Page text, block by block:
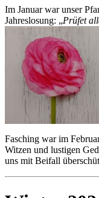
Im Januar war unser
Jahreslosung: „Prüfet
Fasching war im
Witzen und lustigen
uns mit Beifall